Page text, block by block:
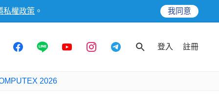
私權政策 。 我同意
登入 註冊
2026